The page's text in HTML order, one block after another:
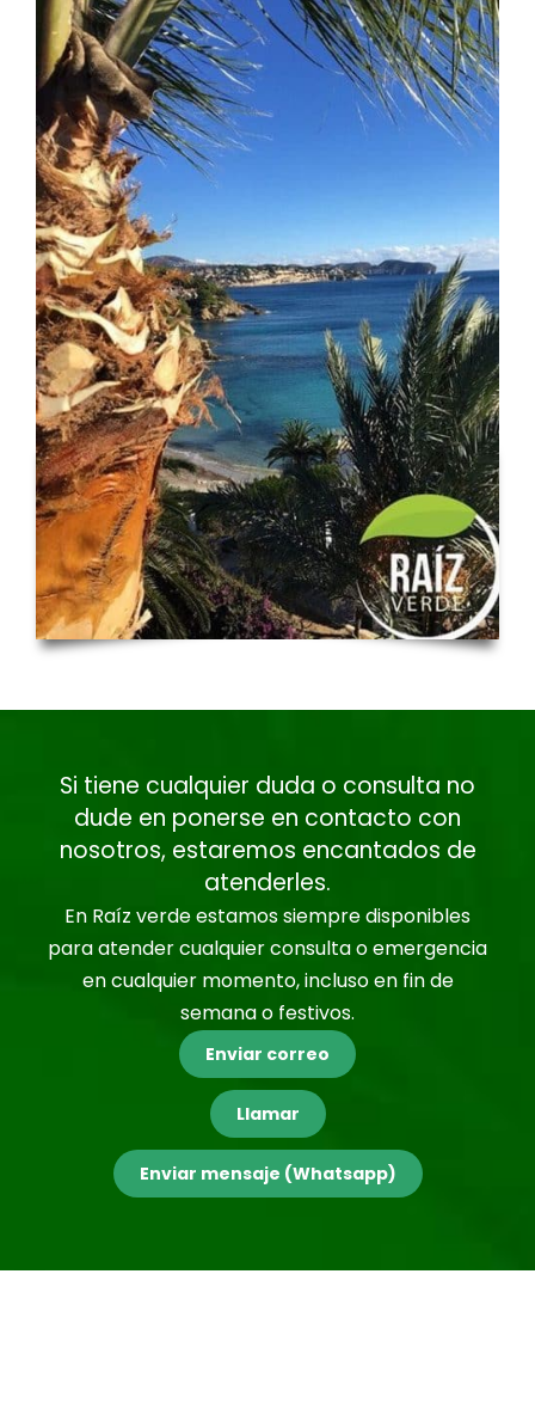
Si tiene cualquier duda o consulta no
dude en ponerse en contacto con
nosotros, estaremos encantados de
atenderles.
En Raíz verde estamos siempre disponibles
para atender cualquier consulta o emergencia
en cualquier momento, incluso en fin de
semana o festivos.
Enviar correo
Llamar
Enviar mensaje (Whatsapp)